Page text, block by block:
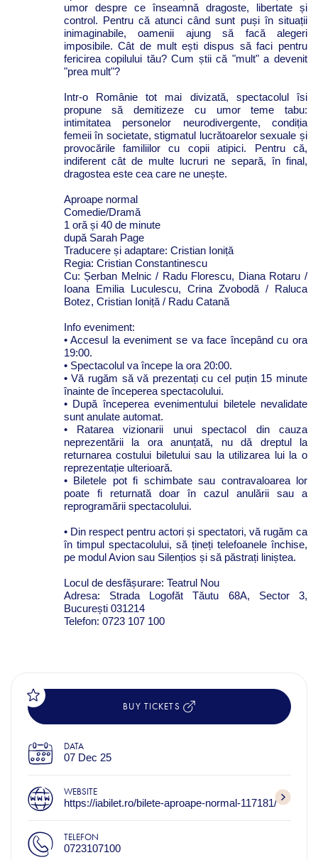
umor despre ce înseamnă dragoste, libertate și
control. Pentru că atunci când sunt puși în situații
inimaginabile, oamenii ajung să facă alegeri
imposibile. Cât de mult ești dispus să faci pentru
fericirea copilului tău? Cum știi că "mult" a devenit
"prea mult"?
Intr-o Românie tot mai divizată, spectacolul îsi
propune să demitizeze cu umor teme tabu:
intimitatea personelor neurodivergente, condiția
femeii în societate, stigmatul lucrătoarelor sexuale și
provocările familiilor cu copii atipici. Pentru că,
indiferent cât de multe lucruri ne separă, în final,
dragostea este cea care ne unește.
Aproape normal
Comedie/Dramă
1 oră și 40 de minute
după Sarah Page
Traducere și adaptare: Cristian Ioniță
Regia: Cristian Constantinescu
Cu: Șerban Melnic / Radu Florescu, Diana Rotaru /
Ioana Emilia Luculescu, Crina Zvobodă / Raluca
Botez, Cristian Ioniță / Radu Catană
Info eveniment:
• Accesul la eveniment se va face începând cu ora
19:00.
• Spectacolul va începe la ora 20:00.
• Vă rugăm să vă prezentați cu cel puțin 15 minute
înainte de începerea spectacolului.
• După începerea evenimentului biletele nevalidate
sunt anulate automat.
• Ratarea vizionarii unui spectacol din cauza
neprezentării la ora anunțată, nu dă dreptul la
returnarea costului biletului sau la utilizarea lui la o
reprezentație ulterioară.
• Biletele pot fi schimbate sau contravaloarea lor
poate fi returnată doar în cazul anulării sau a
reprogramării spectacolului.
• Din respect pentru actori și spectatori, vă rugăm ca
în timpul spectacolului, să țineți telefoanele închise,
pe modul Avion sau Silențios și să păstrați liniștea.
Locul de desfășurare: Teatrul Nou
Adresa: Strada Logofăt Tăutu 68A, Sector 3,
București 031214
Telefon: 0723 107 100
BUY TICKETS
DATA
07 Dec 25
WEBSITE
https://iabilet.ro/bilete-aproape-normal-117181/
TELEFON
0723107100